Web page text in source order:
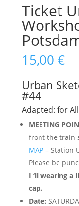
Ticket
15,00 €
Urban
#44
Adapted: for
MEETING
front the train
MAP– Station
Please be
I ‘ll wearing a
cap.
Date: